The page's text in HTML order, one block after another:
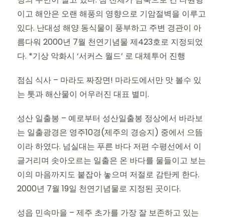
이고 해안은 오랜 해풍의 영향으로 기암절벽을 이루고
있다. 난대성 해양 동식물이 풍부하고 주변 경관이 아
름다워 2000년 7월 천연기념물 제423호로 지정되었
다. *기상 악화시 ‘서커스 월드’ 로 대체투어 진행
점심 식사 – 마라도 짜장면! 마라도에서만 맛 볼수 있
는 톳과 해산물이 어우러진 대표 별미.
성산 일출봉 – 예로부터 성산일출봉 정상에서 바라보
는 일출광경은 영주10경(제주의 경승지) 중에서 으뜸
이라 하였다. 넘실대는 푸른 바다 저편 수평선에서 이
글거리며 솟아오르는 일출은 온 바다를 물들이고 보는
이의 마음까지도 붙잡아 놓으며 저절로 감탄케 한다.
2000년 7월 19일 천연기념물로 지정된 곳이다.
성읍 민속마을 – 제주 초가를 가장 잘 보존하고 있는